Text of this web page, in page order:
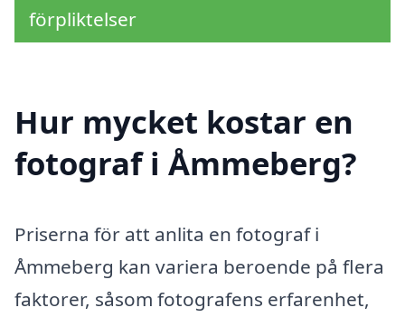
förpliktelser
Hur mycket kostar en
fotograf i Åmmeberg?
Priserna för att anlita en fotograf i
Åmmeberg kan variera beroende på flera
faktorer, såsom fotografens erfarenhet,